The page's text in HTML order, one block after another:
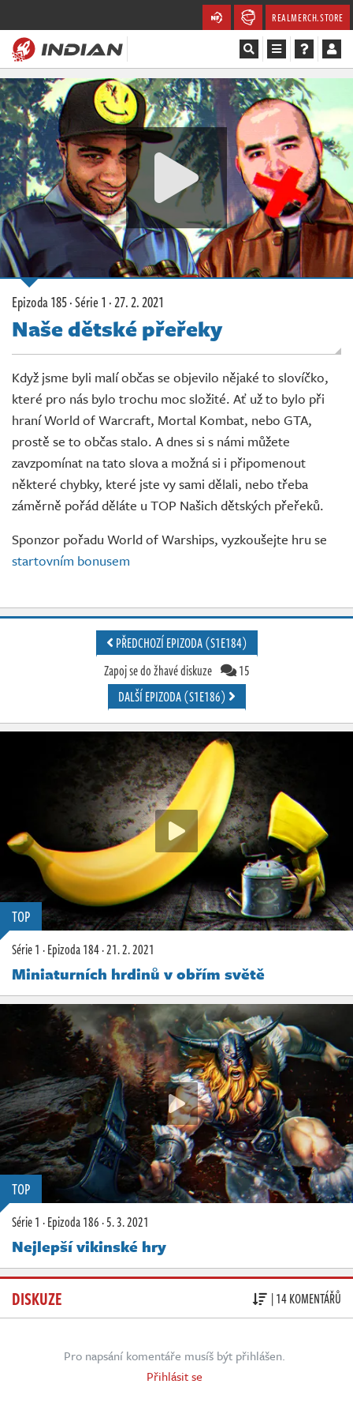
REALMERCH.STORE
Magazín
Recenze
Videa
Soutěže
Databáze
Komunita
Redakce
Živě
Epizoda 185 · Série 1 ·27. 2. 2021
Naše dětské přeřeky
Když jsme byli malí občas se objevilo nějaké to slovíčko,
které pro nás bylo trochu moc složité. Ať už to bylo při
hraní World of Warcraft, Mortal Kombat, nebo GTA,
prostě se to občas stalo. A dnes si s námi můžete
zavzpomínat na tato slova a možná si i připomenout
některé chybky, které jste vy sami dělali, nebo třeba
záměrně pořád děláte u TOP Našich dětských přeřeků.
Sponzor pořadu World of Warships, vyzkoušejte hru se
startovním bonusem
PŘEDCHOZÍ EPIZODA (S1E184)
Zapoj se do žhavé diskuze
15
DALŠÍ EPIZODA (S1E186)
TOP
Série 1 ·Epizoda 184·21. 2. 2021
Miniaturních hrdinů v obřím světě
TOP
Série 1 ·Epizoda 186·5. 3. 2021
Nejlepší vikinské hry
DISKUZE | 14 KOMENTÁŘŮ
Pro napsání komentáře musíš být přihlášen.
Přihlásit se